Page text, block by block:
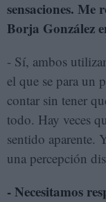
sensaciones. Me
Borja González
- Sí, ambos
el que se para un
contar sin tener
todo. Hay veces
sentido aparente.
una percepción
- Necesitamos